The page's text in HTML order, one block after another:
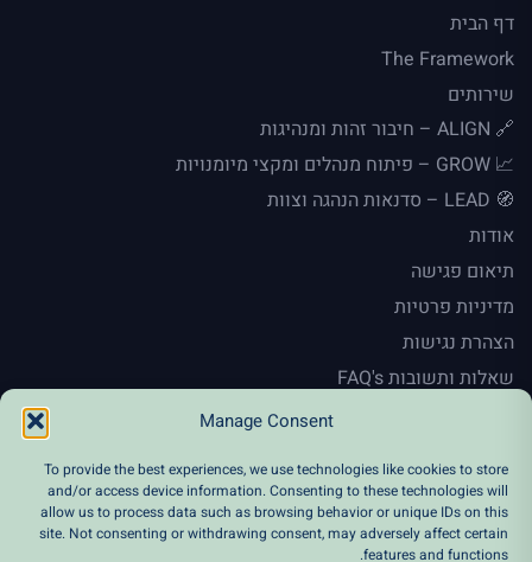
Manage Consent
To provide the best experiences, we use technologies like cookies to store
and/or access device information. Consenting to these technologies will
allow us to process data such as browsing behavior or unique IDs on this
site. Not consenting or withdrawing consent, may adversely affect certain
features and functions.
דף הבית
The Framework
שירותים
🔗 ALIGN – חיבור זהות ומנהיגות
📈 GROW – פיתוח מנהלים ומקצי מיומנויות
🧭 LEAD – סדנאות הנהגה וצוות
אודות
תיאום פגישה
מדיניות פרטיות
הצהרת נגישות
שאלות ותשובות FAQ's
LinkedIn
Facebook
Twitter
Instagram